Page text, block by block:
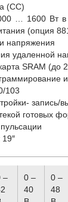
(СС)
… 1600 Вт
(опция
напряжения
удаленной
SRAM (до
103
запись/
готовых
–
0 –
40
0 –
48